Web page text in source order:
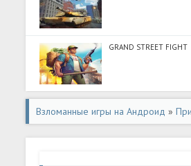
GRAND STREET FIGHT
Взломанные игры на Андроид »
Evil Nun 2 : Origins (Много денег)